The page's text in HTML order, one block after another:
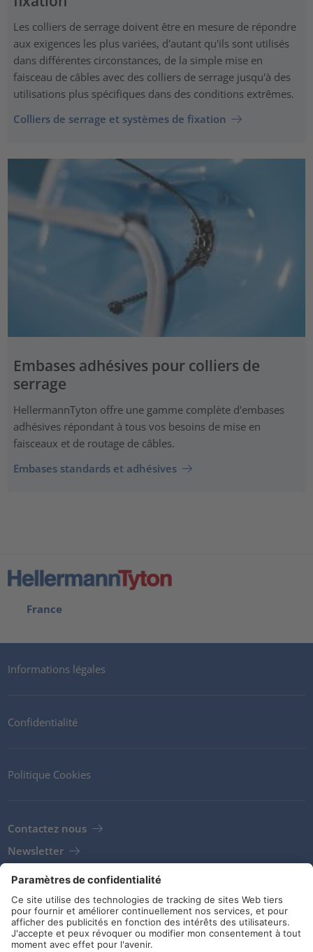
Les colliers de serrage doivent être en mesure de répondre
aux exigences les plus variées, d'autant qu'ils sont utilisés
dans différentes circonstances, de la simple mise en
faisceau de câbles avec des colliers de serrage jusqu'à des
utilisations plus spécifiques dans des conditions extrêmes.
Colliers de serrage et systèmes de fixation
Embases adhésives pour colliers de
serrage
HellermannTyton offre une gamme complète d'embases
adhésives répondant à tous vos besoins de mise en
faisceaux et de routage de câbles.
Embases standards et adhésives
France
Informations légales
Confidentialité
Politique Cookies
Contactez nous
Newsletter
Clients
Fournisseurs
Conditions de stockage